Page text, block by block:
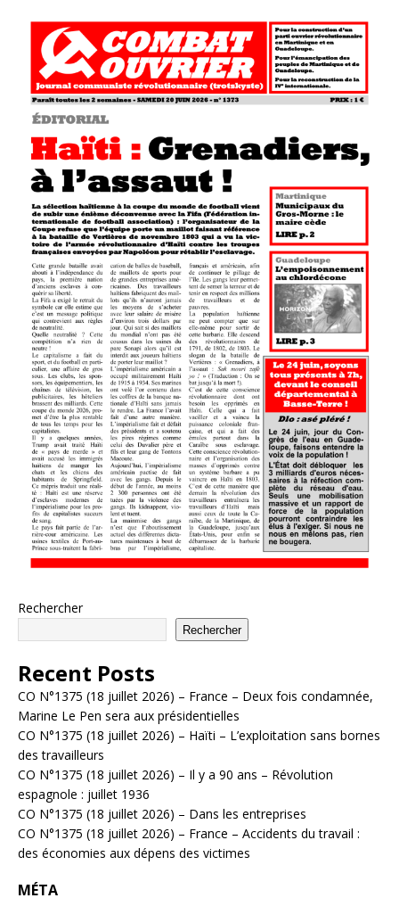
Rechercher
Rechercher
Recent Posts
CO N°1375 (18 juillet 2026) – France – Deux fois condamnée,
Marine Le Pen sera aux présidentielles
CO N°1375 (18 juillet 2026) – Haïti – L’exploitation sans bornes
des travailleurs
CO N°1375 (18 juillet 2026) – Il y a 90 ans – Révolution
espagnole : juillet 1936
CO N°1375 (18 juillet 2026) – Dans les entreprises
CO N°1375 (18 juillet 2026) – France – Accidents du travail :
des économies aux dépens des victimes
MÉTA